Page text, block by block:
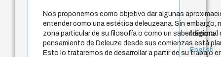
Nos proponemos como objetivo dar algunas
entender como una estética deleuzeana. Sin embargo,
zona particular de su filosofía o como un saber regional
pensamiento de Deleuze desde sus comienzas está
Esto lo trataremos de desarrollar a partir de su trabajo
Idioma
English